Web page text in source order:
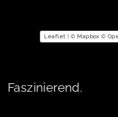
Leaflet | © Mapbox ©
Faszinierend.